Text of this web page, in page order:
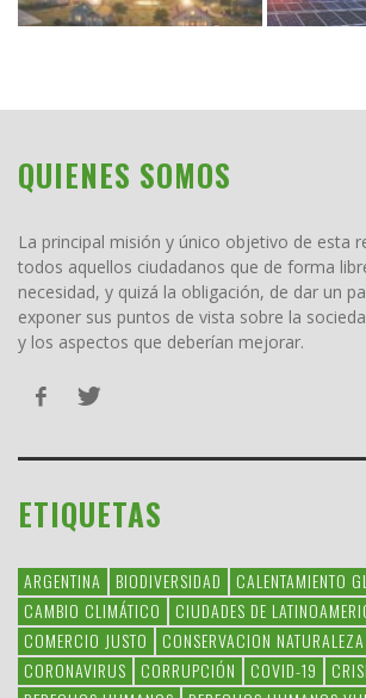
QUIENES SOMOS
La principal misión y único objetivo de esta
todos aquellos ciudadanos que de forma
necesidad, y quizá la obligación, de dar un
exponer sus puntos de vista sobre la
y los aspectos que deberían mejorar.
ETIQUETAS
ARGENTINA BIODIVERSIDAD
CALENTAMIENTO
CAMBIO CLIMÁTICO
CIUDADES DE
COMERCIO JUSTO
CONSERVACION NATURALEZA
CORONAVIRUS
CORRUPCIÓN COVID-19